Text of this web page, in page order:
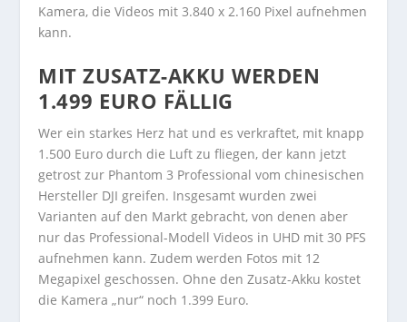
Kamera, die Videos mit 3.840 x 2.160 Pixel aufnehmen
kann.
MIT ZUSATZ-AKKU WERDEN
1.499 EURO FÄLLIG
Wer ein starkes Herz hat und es verkraftet, mit knapp
1.500 Euro durch die Luft zu fliegen, der kann jetzt
getrost zur Phantom 3 Professional vom chinesischen
Hersteller DJI greifen. Insgesamt wurden zwei
Varianten auf den Markt gebracht, von denen aber
nur das Professional-Modell Videos in UHD mit 30 PFS
aufnehmen kann. Zudem werden Fotos mit 12
Megapixel geschossen. Ohne den Zusatz-Akku kostet
die Kamera „nur“ noch 1.399 Euro.